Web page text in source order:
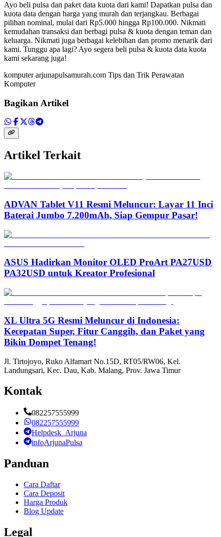
Ayo beli pulsa dan paket data kuota dari kami! Dapatkan pulsa dan
kuota data dengan harga yang murah dan terjangkau. Berbagai
pilihan nominal, mulai dari Rp5.000 hingga Rp100.000. Nikmati
kemudahan transaksi dan berbagi pulsa & kuota dengan teman dan
keluarga. Nikmati juga berbagai kelebihan dan promo menarik dari
kami. Tunggu apa lagi? Ayo segera beli pulsa & kuota data kuota
kami sekarang juga!
komputer arjunapulsamurah.com Tips dan Trik Perawatan
Komputer
Bagikan Artikel
Artikel Terkait
ADVAN Tablet V11 Resmi Meluncur: Layar 11 Inci
Baterai Jumbo 7.200mAh, Siap Gempur Pasar!
ASUS Hadirkan Monitor OLED ProArt PA27USD
PA32USD untuk Kreator Profesional
XL Ultra 5G Resmi Meluncur di Indonesia:
Kecepatan Super, Fitur Canggih, dan Paket yang
Bikin Dompet Tenang!
Jl. Tirtojoyo, Ruko Alfamart No.15D, RT05/RW06, Kel.
Landungsari, Kec. Dau, Kab. Malang, Prov. Jawa Timur
Kontak
082257555999
082257555999
Helpdesk_Arjuna
infoArjunaPulsa
Panduan
Cara Daftar
Cara Deposit
Harga Produk
Blog Update
Legal